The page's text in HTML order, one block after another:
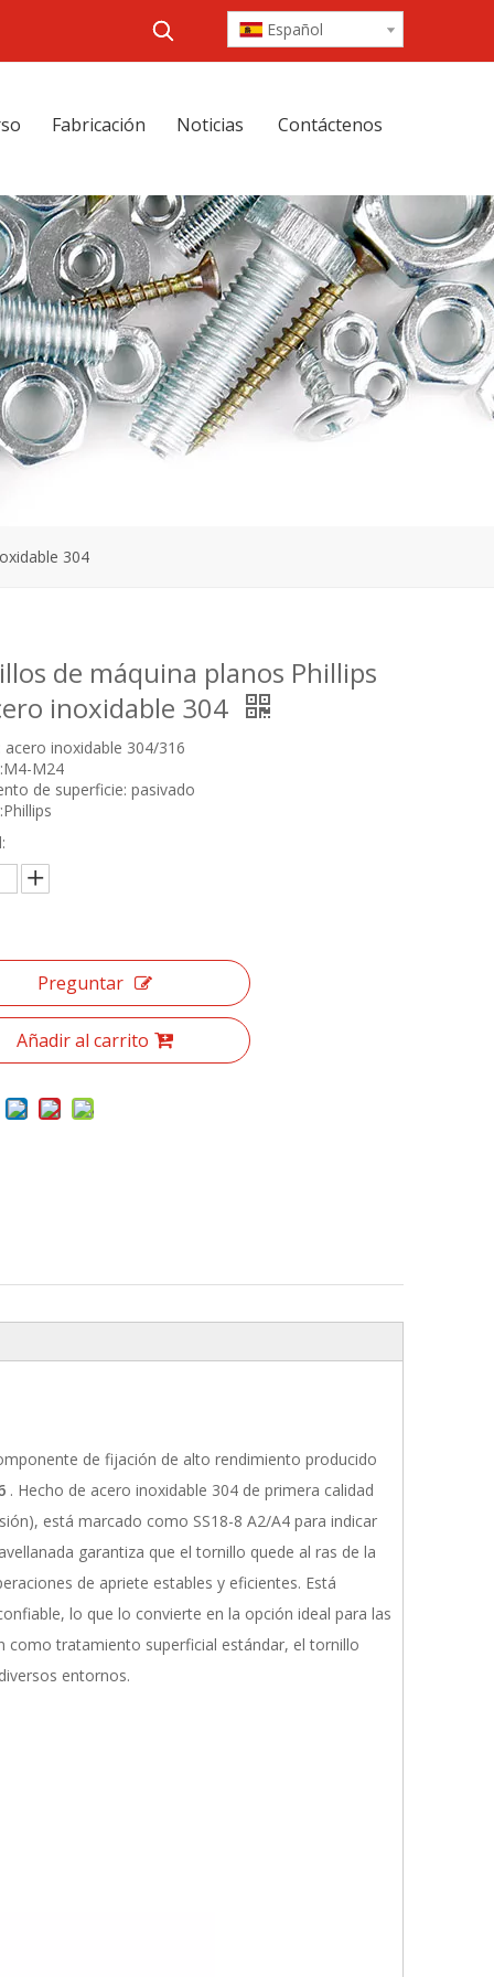
Español
Fabricación Noticias Contáctenos
304
de máquina planos Phillips
inoxidable 304
acero inoxidable 304/316
M24
de superficie: pasivado
Preguntar
Añadir al carrito
de fijación de alto rendimiento producido
. Hecho de acero inoxidable 304 de primera calidad
está marcado como SS18-8 A2/A4 para indicar
garantiza que el tornillo quede al ras de la
de apriete estables y eficientes. Está
lo que lo convierte en la opción ideal para las
como tratamiento superficial estándar, el tornillo
entornos.